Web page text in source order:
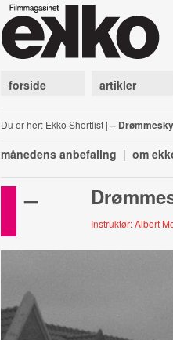
forside artikler
Du er her: Ekko Shortlist| –
månedens anbefaling | om
–
Instruktør: Albert